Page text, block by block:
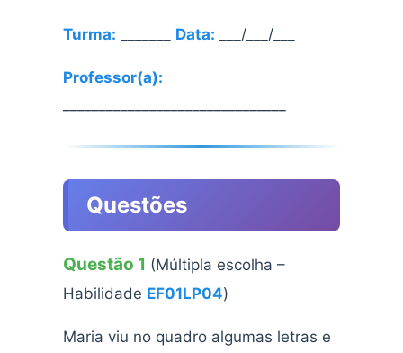
Turma: Data: ___/___/___
Professor(a):
Questões
Questão 1 (Múltipla escolha –
Habilidade EF01LP04)
Maria viu no quadro algumas letras e